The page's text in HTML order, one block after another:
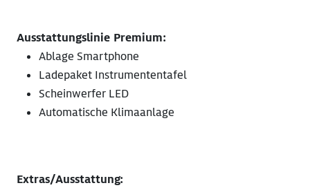
Ausstattungslinie Premium:
Ablage Smartphone
Ladepaket Instrumententafel
Scheinwerfer LED
Automatische Klimaanlage
Extras/Ausstattung: